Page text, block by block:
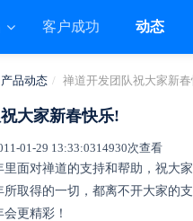
客户成功 动态
产品动态 禅道开发团队祝大家新
大家新春快乐!
01-29 13:33:0314930次查看
面对禅道的支持和帮助，祝大
取得的一切，都离不开大家的
更精彩！